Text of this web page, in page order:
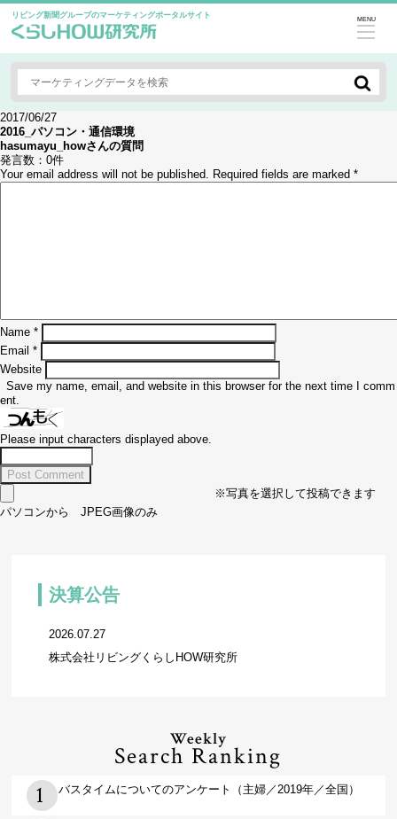
リビング新聞グループのマーケティングポータルサイト MENU
2017/06/27
2016_パソコン・通信環境
hasumayu_howさんの質問
発言数： 0件
Your email address will not be published. Required fields are marked *
Name *
Email *
Website
Save my name, email, and website in this browser for the next time I comm
ent.
Please input characters displayed above.
※写真を選択して投稿できます
パソコンから JPEG画像のみ
決算公告
2026.07.27
株式会社リビングくらしHOW研究所
Weekly
Search Ranking
バスタイムについてのアンケート（主婦／2019年／全国）